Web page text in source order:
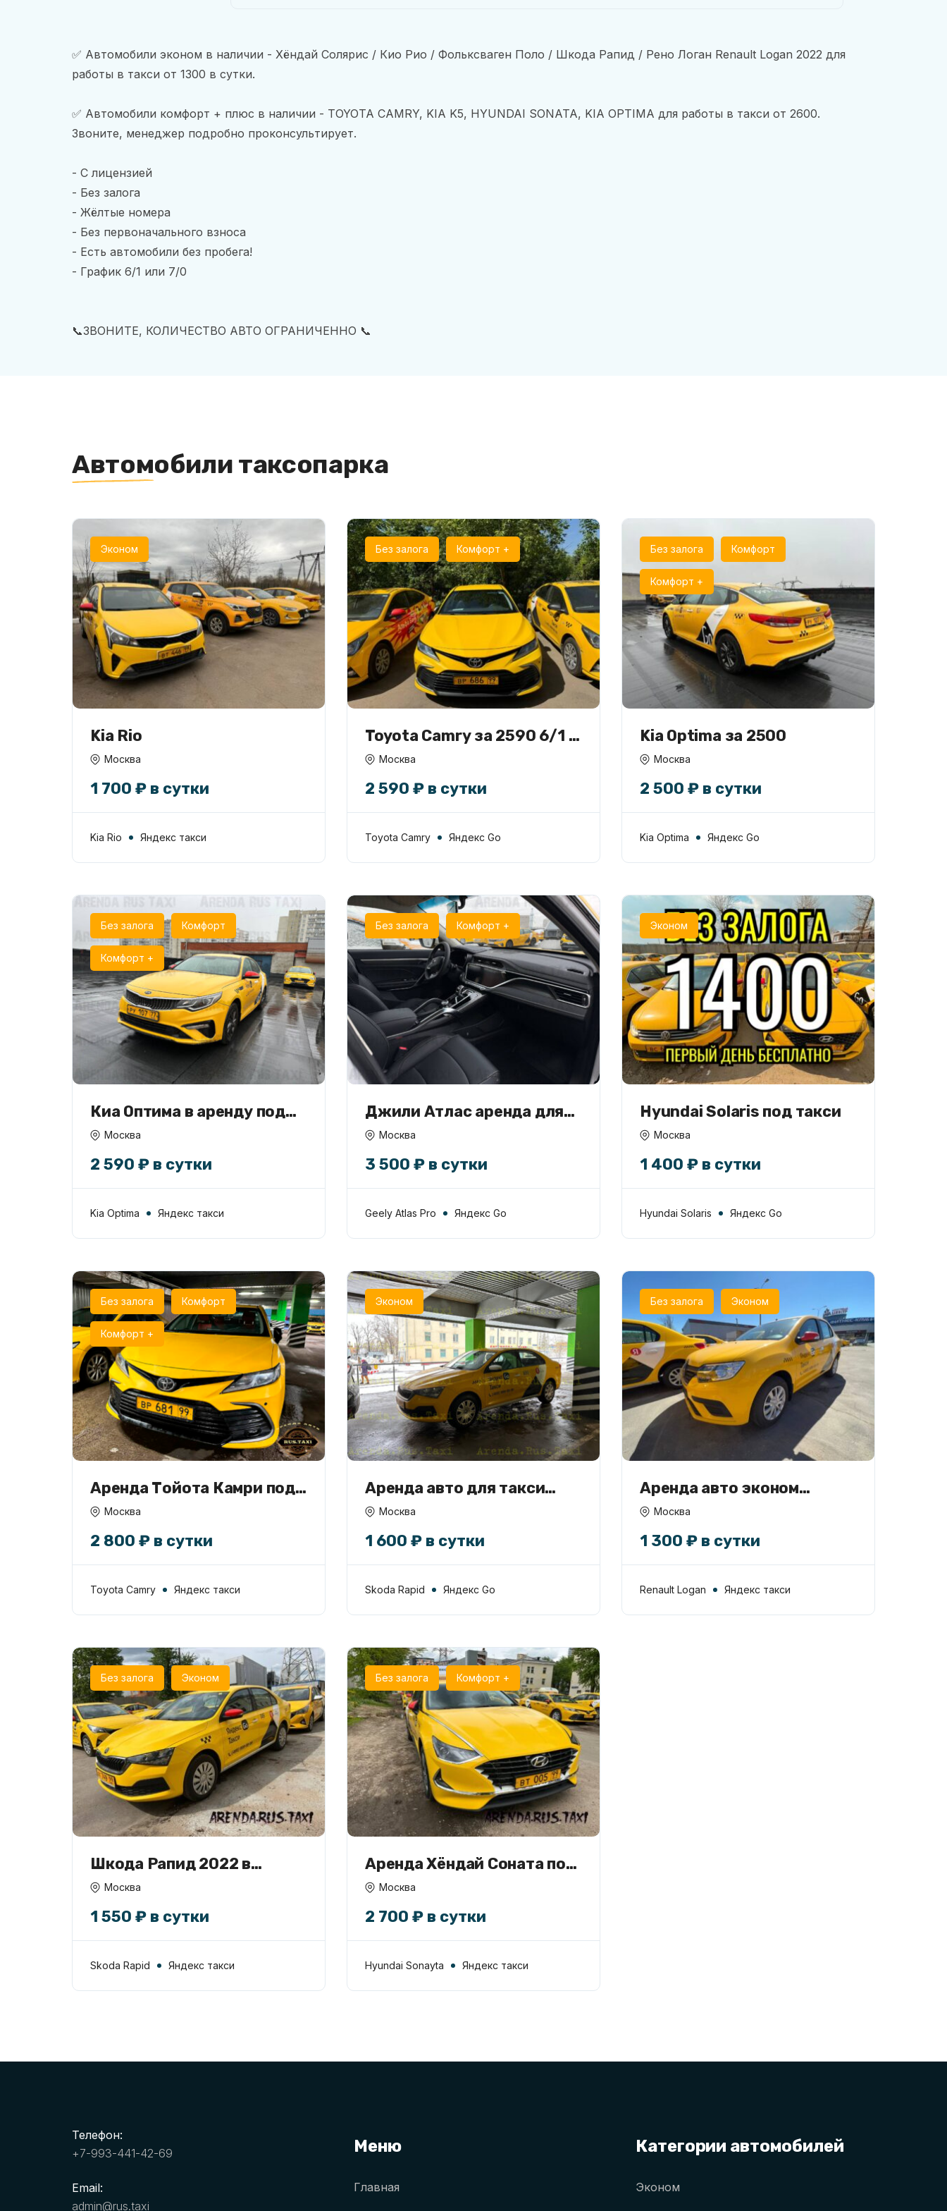
✅ Автомобили эконом в наличии - Хёндай Солярис / Кио Рио / Фольксваген Поло / Шкода Рапид / Рено Логан Renault Logan 2022 для
работы в такси от 1300 в сутки.
✅ Автомобили комфорт + плюс в наличии - TOYOTA CAMRY, KIA K5, HYUNDAI SONATA, KIA OPTIMA для работы в такси от 2600.
Звоните, менеджер подробно проконсультирует.
- С лицензией
- Без залога
- Жёлтые номера
- Без первоначального взноса
- Есть автомобили без пробега!
- График 6/1 или 7/0
📞ЗВОНИТЕ, КОЛИЧЕСТВО АВТО ОГРАНИЧЕННО 📞
Автомобили таксопарка
Эконом
Kia Rio
Москва
1 700 ₽ в сутки
Kia Rio Яндекс такси
Без залога Комфорт +
Toyota Camry за 2590 6/1 в
аренду
Москва
2 590 ₽ в сутки
Toyota Camry Яндекс Go
Без залога Комфорт
Комфорт +
Kia Optima за 2500
Москва
2 500 ₽ в сутки
Kia Optima Яндекс Go
Без залога Комфорт
Комфорт +
Киа Оптима в аренду под
такси
Москва
2 590 ₽ в сутки
Kia Optima Яндекс такси
Без залога Комфорт +
Джили Атлас аренда для
такси
Москва
3 500 ₽ в сутки
Geely Atlas Pro Яндекс Go
Эконом
Hyundai Solaris под такси
Москва
1 400 ₽ в сутки
Hyundai Solaris Яндекс Go
Без залога Комфорт
Комфорт +
Аренда Тойота Камри под
такси
Москва
2 800 ₽ в сутки
Toyota Camry Яндекс такси
Эконом
Аренда авто для такси
Эконом
Москва
1 600 ₽ в сутки
Skoda Rapid Яндекс Go
Без залога Эконом
Аренда авто эконом
класса под такси
Москва
1 300 ₽ в сутки
Renault Logan Яндекс такси
Без залога Эконом
Шкода Рапид 2022 в
аренду для такси
Москва
1 550 ₽ в сутки
Skoda Rapid Яндекс такси
Без залога Комфорт +
Аренда Хёндай Соната под
такси
Москва
2 700 ₽ в сутки
Hyundai Sonayta Яндекс такси
Телефон:
+7-993-441-42-69
Email:
admin@rus.taxi
Меню
Главная
Категории автомобилей
Эконом